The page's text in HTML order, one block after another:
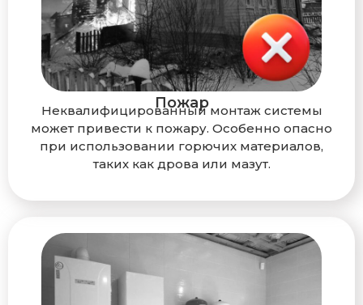
Пожар
Неквалифицированный монтаж системы
может привести к пожару. Особенно опасно
при использовании горючих материалов,
таких как дрова или мазут.